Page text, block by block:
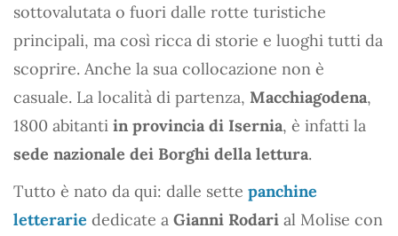
sottovalutata o fuori dalle rotte turistiche
principali, ma così ricca di storie e luoghi tutti da
scoprire. Anche la sua collocazione non è
casuale. La località di partenza, Macchiagodena,
1800 abitanti in provincia di Isernia, è infatti la
sede nazionale dei Borghi della lettura.
Tutto è nato da qui: dalle sette panchine
letterarie dedicate a Gianni Rodari al Molise con